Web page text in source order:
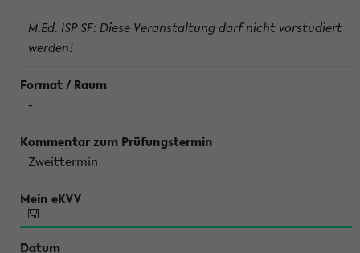
M.Ed. ISP SF: Diese Veranstaltung darf nicht vorstudiert
werden!
-
Zweittermin